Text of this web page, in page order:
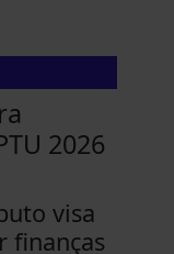
2026
visa
finanças